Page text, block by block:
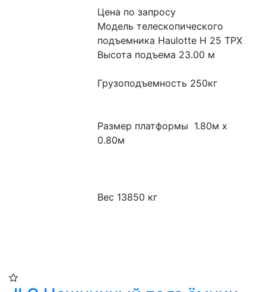
Цена по запросу
Модель телескопического
подъемника Haulotte H 25 TPX
Высота подъема 23.00 м
Грузоподъемность 250кг
Размер платформы  1.80м x
0.80м
Вес 13850 кг